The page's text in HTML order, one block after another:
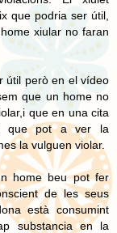
que podria ser útil,
xiular no faran
útil però en el vídeo
que un home no
que en una cita
que pot a ver la
la vulguen violar.
home beu pot fer
de les seus
està consumint
substancia en la